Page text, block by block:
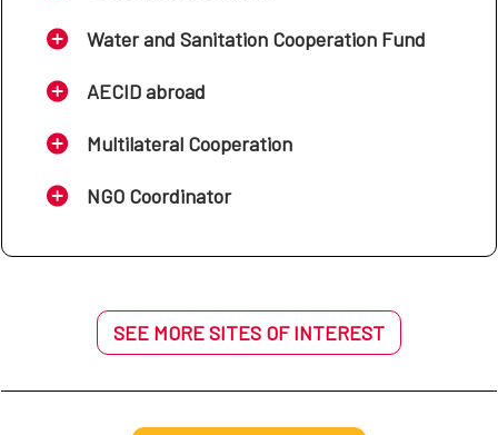
Water and Sanitation Cooperation Fund
AECID abroad
Multilateral Cooperation
NGO Coordinator
SEE MORE SITES OF INTEREST